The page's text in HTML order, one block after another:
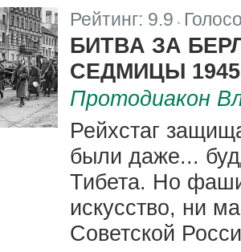
Рейтинг: 9.9 |
БИТВА ЗА
СЕДМИЦЫ
Протодиакон
Рейхстаг
были даже...
Тибета. Но
искусство, ни
Советской